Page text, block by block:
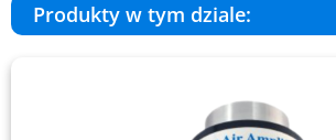
Produkty w tym dziale: